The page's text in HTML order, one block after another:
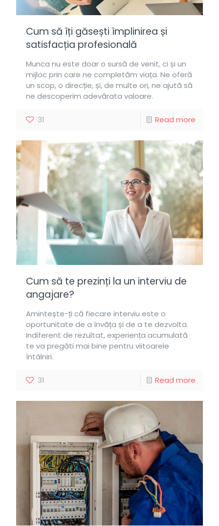
Cum să îți găsești împlinirea și
satisfacția profesională
Munca nu este doar o sursă de venit, ci și un
mijloc prin care ne completăm viața. Ne oferă
un scop, o direcție, și, de multe ori, ne ajută să
ne descoperim adevărata valoare.
31 Read more
Cum să te prezinți la un interviu de
angajare?
Amintește-ți că fiecare interviu este o
oportunitate de a învăța și de a te dezvolta.
Indiferent de rezultat, experiența acumulată
te va pregăti mai bine pentru viitoarele
întâlniri.
31 Read more